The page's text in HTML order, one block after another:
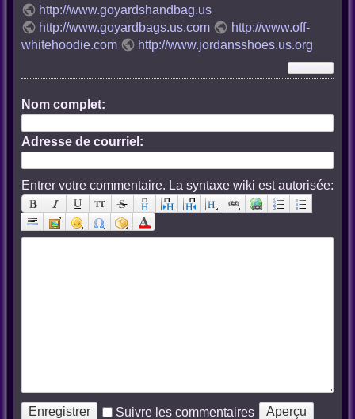
http://www.goyardshandbag.us
http://www.goyardbags.us.com
http://www.off-
whitehoodie.com
http://www.jordansshoes.us.org
Nom complet:
Adresse de courriel:
Entrer votre commentaire. La syntaxe wiki est autorisée:
Suivre les commentaires